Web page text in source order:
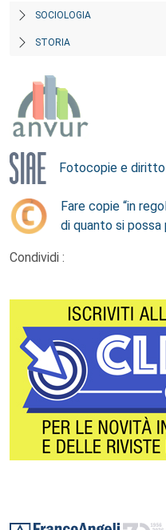
SOCIOLOGIA
STORIA
Fotocopie e diritto
Fare copie “in
di quanto si possa
Condividi :